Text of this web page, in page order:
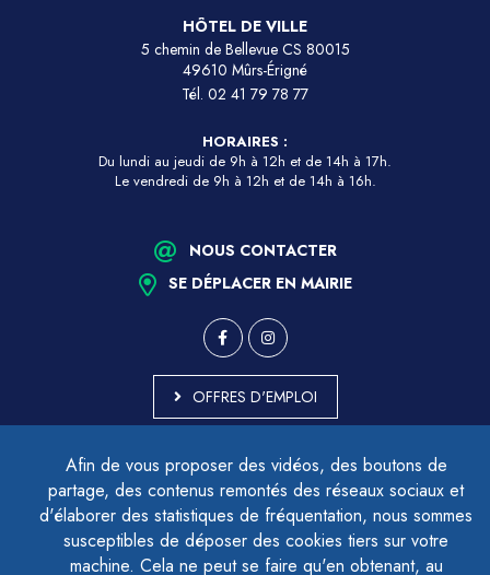
Afin de vous proposer des vidéos, des boutons de
partage, des contenus remontés des réseaux sociaux et
d'élaborer des statistiques de fréquentation, nous sommes
susceptibles de déposer des cookies tiers sur votre
machine. Cela ne peut se faire qu'en obtenant, au
HÔTEL DE VILLE
5 chemin de Bellevue CS 80015
49610 Mûrs-Érigné
Tél. 02 41 79 78 77
HORAIRES :
Du lundi au jeudi de 9h à 12h et de 14h à 17h.
Le vendredi de 9h à 12h et de 14h à 16h.
NOUS CONTACTER
SE DÉPLACER EN MAIRIE
OFFRES D'EMPLOI
ACCESSIBILITÉ - PARTIELLEMENT CONFORME
PLAN DU SITE
MENTIONS LÉGALES
CONTACTER LE DÉLÉGUÉ À LA PROTECTION DES DONNÉES
GESTION DES COOKIES